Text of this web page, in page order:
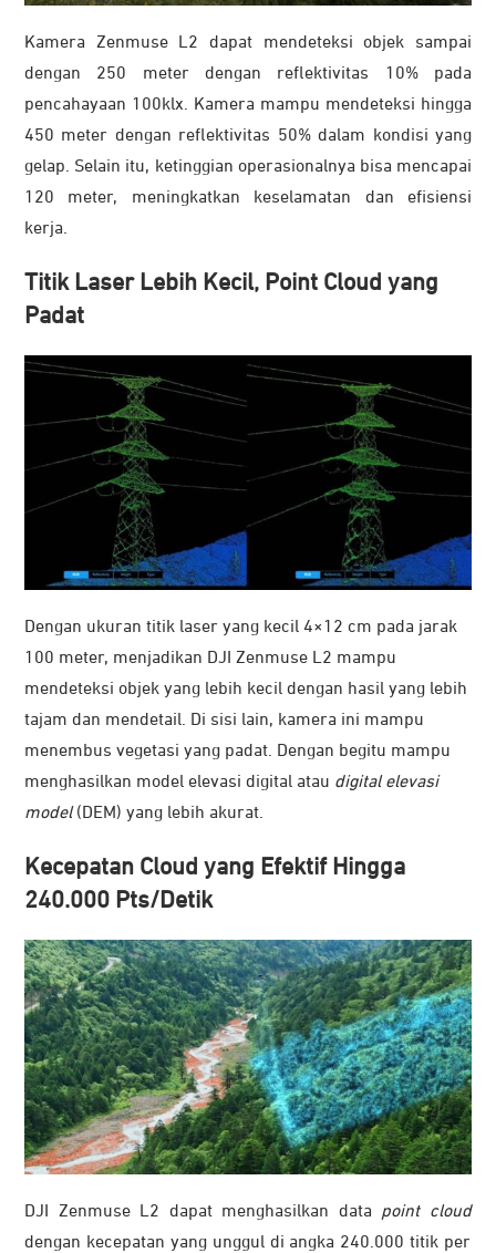
Kamera Zenmuse L2 dapat mendeteksi objek sampai
dengan 250 meter dengan reflektivitas 10% pada
pencahayaan 100klx. Kamera mampu mendeteksi hingga
450 meter dengan reflektivitas 50% dalam kondisi yang
gelap. Selain itu, ketinggian operasionalnya bisa mencapai
120 meter, meningkatkan keselamatan dan efisiensi
kerja.
Titik Laser Lebih Kecil, Point Cloud yang
Padat
Dengan ukuran titik laser yang kecil 4×12 cm pada jarak
100 meter, menjadikan DJI Zenmuse L2 mampu
mendeteksi objek yang lebih kecil dengan hasil yang lebih
tajam dan mendetail. Di sisi lain, kamera ini mampu
menembus vegetasi yang padat. Dengan begitu mampu
menghasilkan model elevasi digital atau digital elevasi
model(DEM) yang lebih akurat.
Kecepatan Cloud yang Efektif Hingga
240.000 Pts/Detik
DJI Zenmuse L2 dapat menghasilkan data point cloud
dengan kecepatan yang unggul di angka 240.000 titik per